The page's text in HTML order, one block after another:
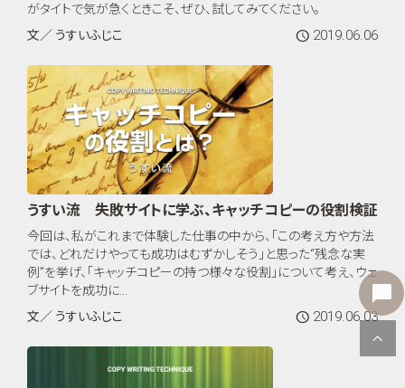
がタイトで気が急くときこそ、ぜひ、試してみてください。
文／ うすいふじこ
2019.06.06
うすい流 失敗サイトに学ぶ、キャッチコピーの役割検証
今回は、私がこれまで体験した仕事の中から、「この考え方や方法
では、どれだけやっても成功はむずかしそう」と思った“残念な実
例”を挙げ、「キャッチコピーの持つ様々な役割」について考え、ウェ
ブサイトを成功に...
文／ うすいふじこ
2019.06.03